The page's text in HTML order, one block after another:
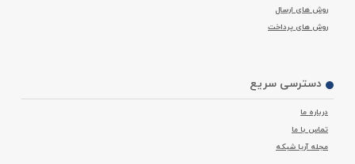
دهد.
روش های ارسال
روش های پرداخت
دسترسی سریع
درباره ما
تماس با ما
مجله آریا شبکه